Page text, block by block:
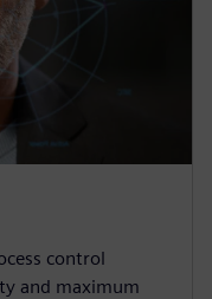
control
and maximum